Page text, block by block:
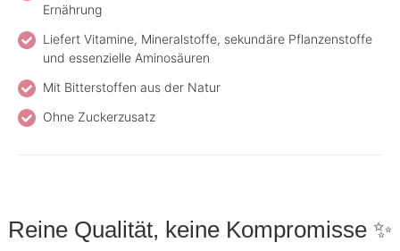
Ernährung
Liefert Vitamine, Mineralstoffe, sekundäre Pflanzenstoffe
und essenzielle Aminosäuren
Mit Bitterstoffen aus der Natur
Ohne Zuckerzusatz
Reine Qualität, keine Kompromisse ✨